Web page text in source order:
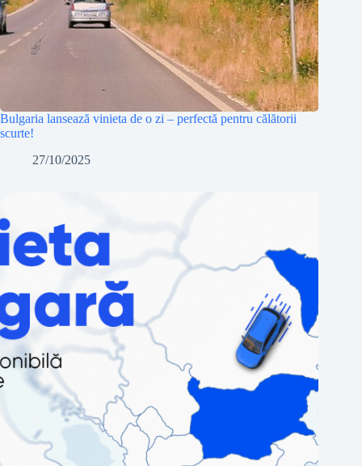
Bulgaria lansează vinieta de o zi – perfectă pentru călătorii
scurte!
27/10/2025